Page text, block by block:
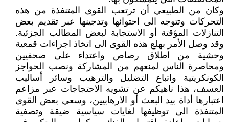
وكان من الطبيعي أن ترتعب القوى المتنفذة من هذه
التحركات وتتوجه الى احتوائها وتدجينها عبر تقديم بعض
التنازلات المؤقتة أو الاستجابة لبعض المطالب الجزئية.
وقد وصل الأمر بهلع هذه القوى الى اتخاذ اجراءات قمعية
وحشية من اطلاق رصاص واعتداء على صحفيين
ومحاصرة الناس لمنعهم من المشاركة ونصب الحواجز
الكونكريتية واتباع التضليل والترهيب وسائر أساليب
العسف، هذا ناهيكم عن تشويه الاحتجاجات عبر مزاعم
اعتبارها أداة بيد البعث أو الارهابيين، وسعي بعض القوى
المتنفذة الى توظيفها لغايات سياسية ضيقة وتصفية